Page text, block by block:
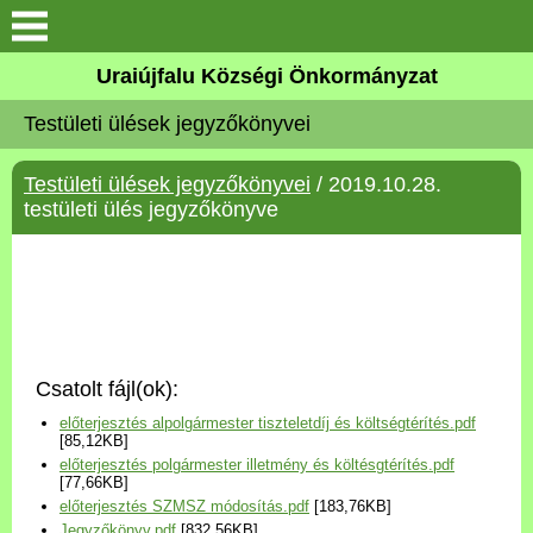
Köszöntő
Elérhetőségek
Uraiújfalu
Választási információk
Versenyképes Járások
Program
Uraiújfalu Községi Önkormányzat
Testületi ülések jegyzőkönyvei
Testületi ülések jegyzőkönyvei / 2019.10.28.
testületi ülés jegyzőkönyve
Csatolt fájl(ok):
előterjesztés alpolgármester tiszteletdíj és költségtérítés.pdf
[85,12KB]
előterjesztés polgármester illetmény és költésgtérítés.pdf
[77,66KB]
előterjesztés SZMSZ módosítás.pdf [183,76KB]